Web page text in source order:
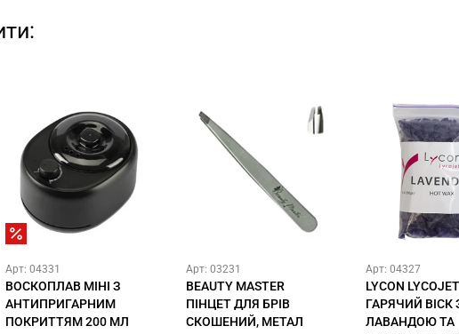
Арт: 04331
ВОСКОПЛАВ МІНІ З
АНТИПРИГАРНИМ
ПОКРИТТЯМ 200 МЛ
Арт: 03231
BEAUTY MASTER
ПІНЦЕТ ДЛЯ БРІВ
СКОШЕНИЙ, МЕТАЛ
Арт: 04327
LYCON LYCOJET
ГАРЯЧИЙ ВІСК
ЛАВАНДОЮ ТА